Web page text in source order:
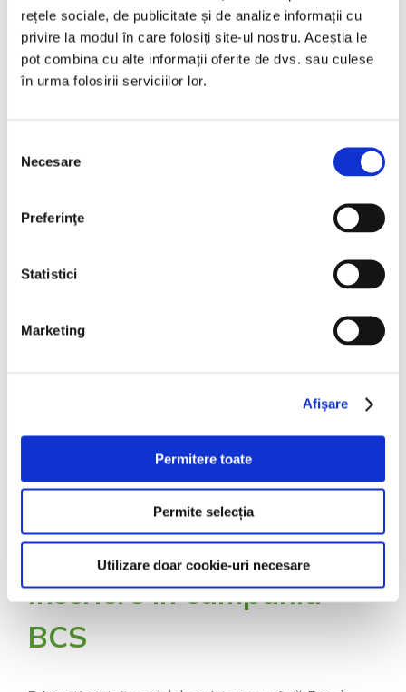
rețele sociale, de publicitate și de analize informații cu
privire la modul în care folosiți site-ul nostru. Aceștia le
pot combina cu alte informații oferite de dvs. sau culese
în urma folosirii serviciilor lor.
consimțământului
Necesare
Preferinţe
Statistici
Marketing
Afişare
Permitere toate
Permite selecția
Utilizare doar cookie-uri necesare
intervenţii tehnice în
garanţie şi post-garanţie
renumitei companii italiene Landi Renzo, un nume cu
Bydemo_admin
Inscriere in campania
BCS